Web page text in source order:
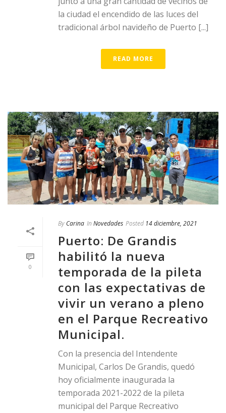
la ciudad el encendido de las luces del
tradicional árbol navideño de Puerto [...]
READ MORE
0
By Carina In Novedades Posted 14 diciembre, 2021
Puerto: De Grandis
habilitó la nueva
temporada de la pileta
con las expectativas de
vivir un verano a pleno
en el Parque Recreativo
Municipal.
Con la presencia del Intendente
Municipal, Carlos De Grandis, quedó
hoy oficialmente inaugurada la
temporada 2021-2022 de la pileta
municipal del Parque Recreativo